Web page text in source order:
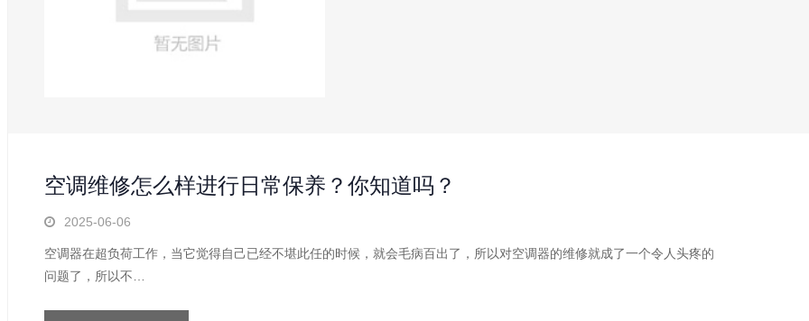
空调维修怎么样进行日常保养？你知道吗？
2025-06-06
空调器在超负荷工作，当它觉得自己已经不堪此任的时候，就会毛病百出了，所以对空调器的维修就成了一个令人头疼的
问题了，所以不…